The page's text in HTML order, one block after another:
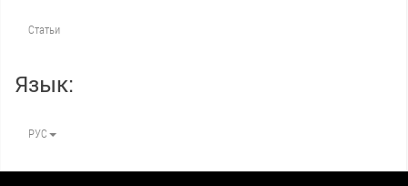
Статьи
Язык:
РУС